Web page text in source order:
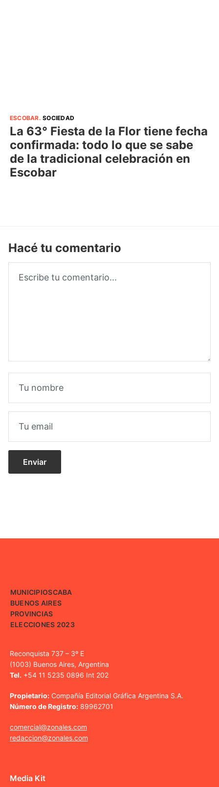
ESCOBAR.SOCIEDAD
La 63° Fiesta de la Flor tiene fecha
confirmada: todo lo que se sabe
de la tradicional celebración en
Escobar
Hacé tu comentario
MUNICIPIOSCABA
BUENOS AIRES
PROVINCIAS
ELECCIONES 2023
Reconquista 737 – 3º E
(1003) Buenos Aires, Argentina
Tel. +54 11 5235 0896 Int 202
Propietario: Compañía Editorial Gráfica Argentina S.A.
Número de Registro: 89962701
comercial@zonales.com
redaccion@zonales.com
Media Kit